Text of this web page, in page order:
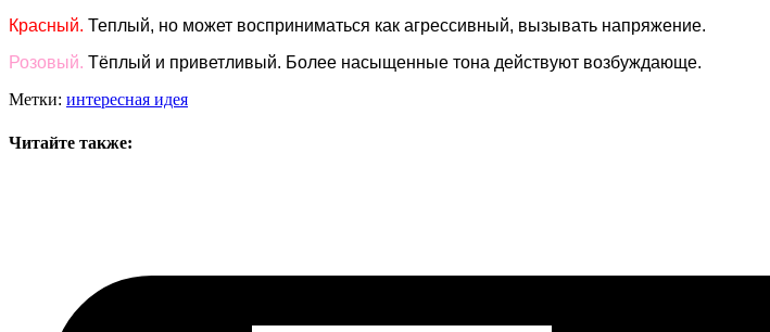
Красный. Теплый, но может восприниматься как агрессивный, вызывать напряжение.
Розовый. Тёплый и приветливый. Более насыщенные тона действуют возбуждающе.
Метки: интересная идея
Читайте также: